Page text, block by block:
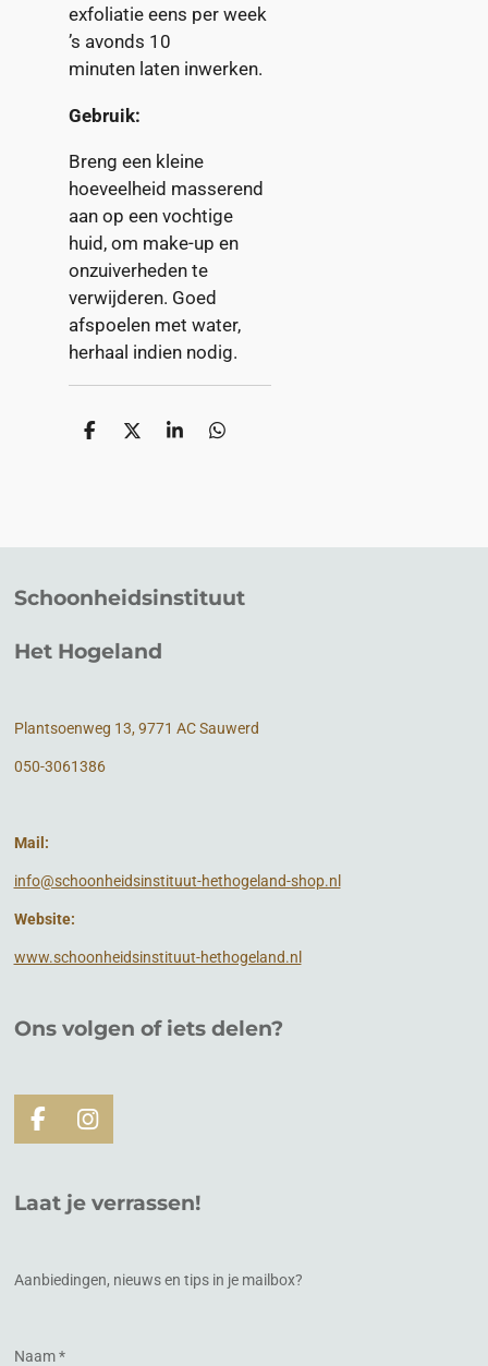
exfoliatie eens per week
’s avonds 10
minuten laten inwerken.
Gebruik:
Breng een kleine
hoeveelheid masserend
aan op een vochtige
huid, om make-up en
onzuiverheden te
verwijderen. Goed
afspoelen met water,
herhaal indien nodig.
D
D
S
D
Schoonheidsinstituut
Het Hogeland
Plantsoenweg 13, 9771 AC Sauwerd
050-3061386
Mail:
info@schoonheidsinstituut-hethogeland-shop.nl
Website:
www.schoonheidsinstituut-hethogeland.nl
Ons volgen of iets delen?
F
a
e
b
k
I
n
t
a
a
Laat je verrassen!
Aanbiedingen, nieuws en tips in je mailbox?
Naam *